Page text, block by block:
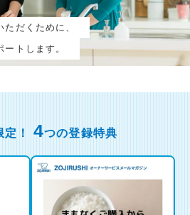
だくために、
トします。
ログイン
加製品登録をいただいた方が対象です
にお住まいの個人の方向けサービスとなります
定！ 4つの登録特典